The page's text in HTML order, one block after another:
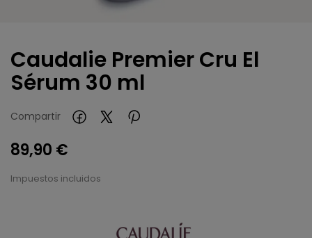
Caudalie Premier Cru El
Sérum 30 ml
Compartir
89,90 €
Impuestos incluidos